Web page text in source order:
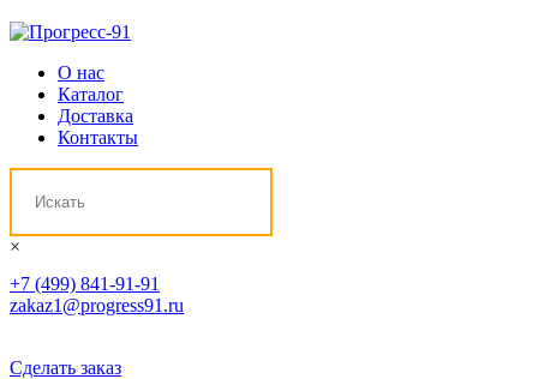
О нас
Каталог
Доставка
Контакты
×
+7 (499) 841-91-91
zakaz1@progress91.ru
Сделать заказ